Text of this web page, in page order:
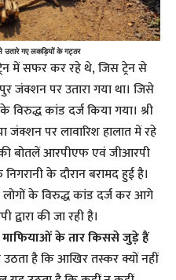
गए लकड़ियों के गट्ठर
में सफर कर रहे थे, जिस ट्रेन से
जंक्शन पर उतारा गया था। जिसे
विरुद्ध कांड दर्ज किया गया। श्री
जंक्शन पर लावारिश हालात में रहे
बोतलें आरपीएफ एवं जीआरपी
निगरानी के दौरान बरामद हुई है।
के विरुद्ध कांड दर्ज कर आगे
की जा रही है।
के तार किससे जुड़े हैं
है कि आखिर तस्कर क्यों नहीं